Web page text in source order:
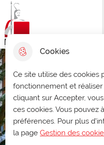
Cookies
Ce site utilise des cookies
fonctionnement et réaliser
cliquant sur Accepter,
ces cookies. Vous
préférences. Pour plus
la pageGestion des
au
menu
Infos ouverture
municipales
Du 27 au 31
consultables
au 03 27 93 58 47
archives@ville-
Ville de Douai